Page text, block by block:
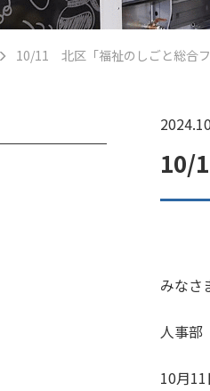
10/11 北区「福祉のしごと総合
10/
みなさ
人事
10月